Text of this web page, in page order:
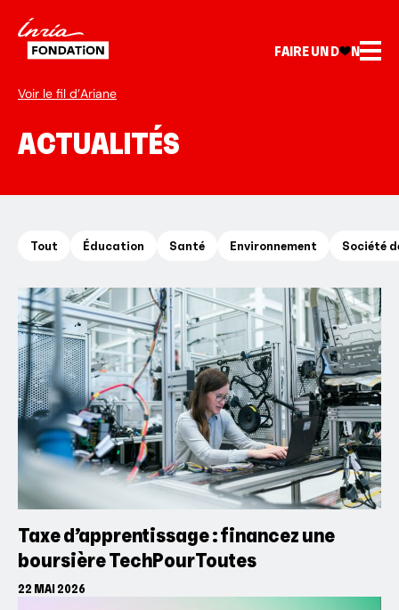
FAIRE UN D N
Voir le fil d’Ariane
ACTUALITÉS
Tout Éducation Santé Environnement Société
Taxe d’apprentissage : financez une
boursière TechPourToutes
22 MAI 2026